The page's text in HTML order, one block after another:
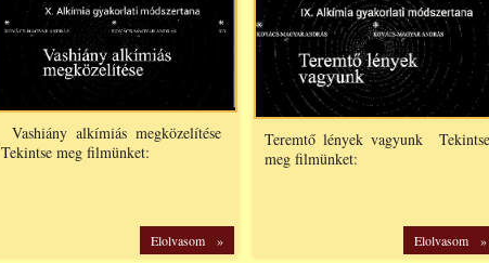
Vashiány alkímiás megközelítése
Tekintse meg filmünket:
Elolvasom »
Teremtő lények vagyunk Tekintse
meg filmünket:
Elolvasom »